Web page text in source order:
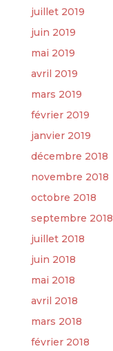
juillet 2019
juin 2019
mai 2019
avril 2019
mars 2019
février 2019
janvier 2019
décembre 2018
novembre 2018
octobre 2018
septembre 2018
juillet 2018
juin 2018
mai 2018
avril 2018
mars 2018
février 2018